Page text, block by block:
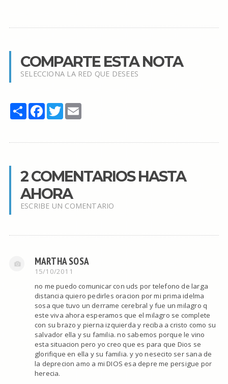
COMPARTE ESTA NOTA
SELECCIONA LA RED QUE DESEES
Share Facebook
TwitterEmail
2 COMENTARIOS HASTA
AHORA
ESCRIBE UN COMENTARIO
MARTHA SOSA
15/10/2011
no me puedo comunicar con uds por telefono de larga
distancia quiero pedirles oracion por mi prima idelma
sosa que tuvo un derrame cerebral y fue un milagro q
este viva ahora esperamos que el milagro se complete
con su brazo y pierna izquierda y reciba a cristo como su
salvador ella y su familia. no sabemos porque le vino
esta situacion pero yo creo que es para que Dios se
glorifique en ella y su familia. y yo nesecito ser sana de
la deprecion amo a mi DIOS esa depre me persigue por
herecia.